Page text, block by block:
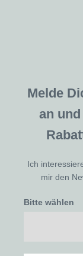
Melde
an
Ich
mir den
Bitte wählen